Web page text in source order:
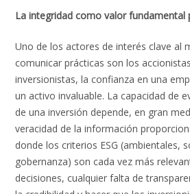
La integridad como valor fundamental
Uno de los actores de interés clave al
comunicar prácticas son los
inversionistas, la confianza en una
un activo invaluable. La capacidad de
de una inversión depende, en gran
veracidad de la información
donde los criterios ESG (ambientales,
gobernanza) son cada vez más
decisiones, cualquier falta de